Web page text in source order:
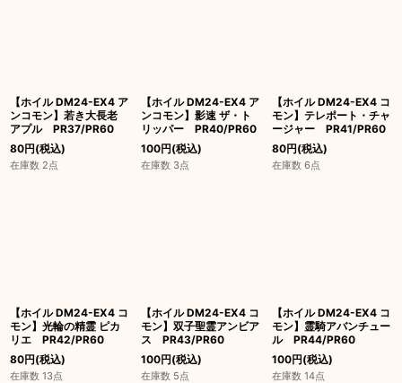
【ホイル DM24-EX4 ア
ンコモン】若き大長老
アプル PR37/PR60
80円(税込)
在庫数 2点
【ホイル DM24-EX4 ア
ンコモン】影速 ザ・ト
リッパー PR40/PR60
100円(税込)
在庫数 3点
【ホイル DM24-EX4 コ
モン】テレポート・チャ
ージャー PR41/PR60
80円(税込)
在庫数 6点
【ホイル DM24-EX4 コ
モン】光輪の精霊 ピカ
リエ PR42/PR60
80円(税込)
在庫数 13点
【ホイル DM24-EX4 コ
モン】双子聖霊アンビア
ス PR43/PR60
100円(税込)
在庫数 5点
【ホイル DM24-EX4 コ
モン】霊騎アバンチュー
ル PR44/PR60
100円(税込)
在庫数 14点